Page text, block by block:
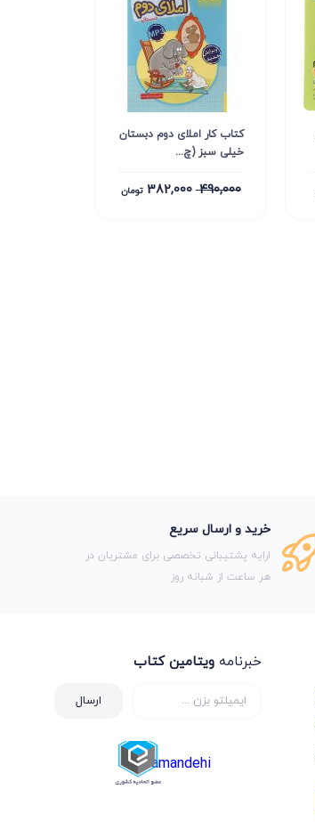
کتاب کار املای دوم دبستان
خیلی سبز (چ...
490,000
382,000 تومان
خرید و ارسال سریع
ارایه پشتیبانی تخصصی برای مشتریان در
هر ساعت از شبانه روز
خبرنامهویتامین کتاب
ارسال
samandehi